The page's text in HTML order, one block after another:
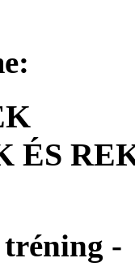
ÉS
tréning -